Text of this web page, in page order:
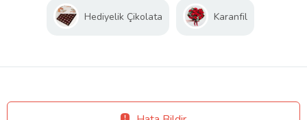
Hediyelik Çikolata Karanfil